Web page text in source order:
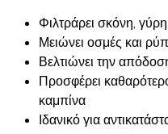
Φιλτράρει σκόνη,
Μειώνει οσμές και
Βελτιώνει την
Προσφέρει
καμπίνα
Ιδανικό για